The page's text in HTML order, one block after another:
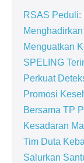
RSAS Peduli:
Menguatkan
SPELING
Perkuat
Promosi
Bersama TP
Kesadaran
Tim Duta
Salurkan